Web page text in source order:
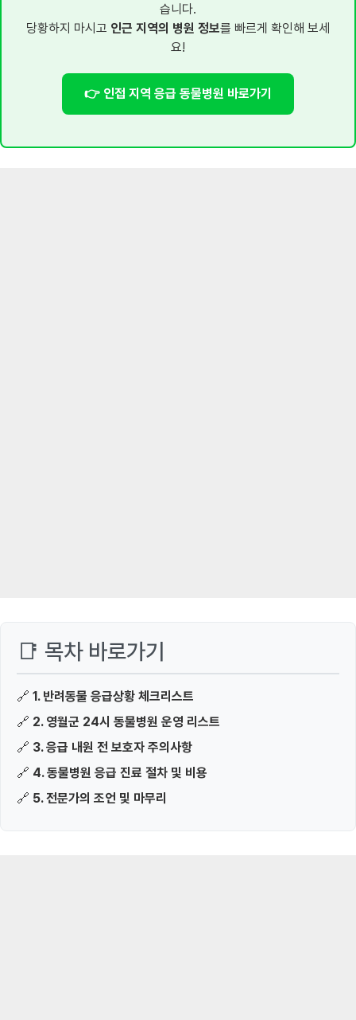
습니다.
당황하지 마시고 인근 지역의 병원 정보를 빠르게 확인해 보세
요!
👉 인접 지역 응급 동물병원 바로가기
📑 목차 바로가기
🔗 1. 반려동물 응급상황 체크리스트
🔗 2. 영월군 24시 동물병원 운영 리스트
🔗 3. 응급 내원 전 보호자 주의사항
🔗 4. 동물병원 응급 진료 절차 및 비용
🔗 5. 전문가의 조언 및 마무리